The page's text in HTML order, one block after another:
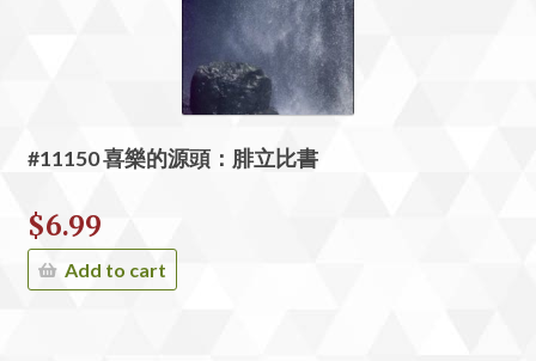
#11150 喜樂的源頭：腓立比書
$6.99
Add to cart